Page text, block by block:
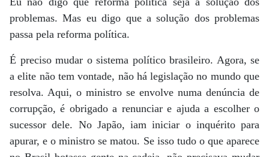
problemas. Mas eu digo que a solução dos problemas
passa pela reforma política.
É preciso mudar o sistema político brasileiro. Agora, se
a elite não tem vontade, não há legislação no mundo que
resolva. Aqui, o ministro se envolve numa denúncia de
corrupção, é obrigado a renunciar e ajuda a escolher o
sucessor dele. No Japão, iam iniciar o inquérito para
apurar, e o ministro se matou. Se isso tudo o que aparece